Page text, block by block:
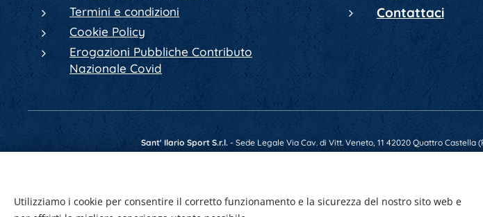
Termini e condizioni
Cookie Policy
Erogazioni Pubbliche Contributo
Nazionale Covid
Contattaci
Sant' Ilario Sport S.r.l.- Sede Legale Via Cav. di Vitt. Veneto, 11 42020 Quattro Castella
Utilizziamo i cookie per consentire il corretto funzionamento e la sicurezza del nostro sito web e